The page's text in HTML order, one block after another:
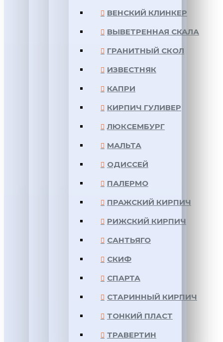
ВЕНСКИЙ КЛИНКЕР
ВЫВЕТРЕННАЯ СКАЛА
ГРАНИТНЫЙ СКОЛ
ИЗВЕСТНЯК
КАПРИ
КИРПИЧ ГУЛИВЕР
ЛЮКСЕМБУРГ
МАЛЬТА
ОДИССЕЙ
ПАЛЕРМО
ПРАЖСКИЙ КИРПИЧ
РИЖСКИЙ КИРПИЧ
САНТЬЯГО
СКИФ
СПАРТА
СТАРИННЫЙ КИРПИЧ
ТОНКИЙ ПЛАСТ
ТРАВЕРТИН